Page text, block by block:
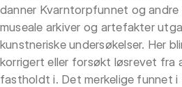
danner Kvarntorpfunnet og andre
museale arkiver og artefakter
kunstneriske undersøkelser. Her
korrigert eller forsøkt løsrevet fra
fastholdt i. Det merkelige funnet